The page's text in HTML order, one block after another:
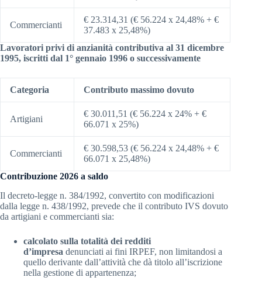
Commercianti
€ 23.314,31 (€ 56.224 x 24,48% + €
37.483 x 25,48%)
Lavoratori privi di anzianità contributiva al 31 dicembre
1995, iscritti dal 1° gennaio 1996 o successivamente
Categoria Contributo massimo dovuto
Artigiani
€ 30.011,51 (€ 56.224 x 24% + €
66.071 x 25%)
Commercianti
€ 30.598,53 (€ 56.224 x 24,48% + €
66.071 x 25,48%)
Contribuzione 2026 a saldo
Il decreto-legge n. 384/1992, convertito con modificazioni
dalla legge n. 438/1992, prevede che il contributo IVS dovuto
da artigiani e commercianti sia:
calcolato sulla totalità dei redditi
d’impresa denunciati ai fini IRPEF, non limitandosi a
quello derivante dall’attività che dà titolo all’iscrizione
nella gestione di appartenenza;